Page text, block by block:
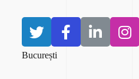
București​